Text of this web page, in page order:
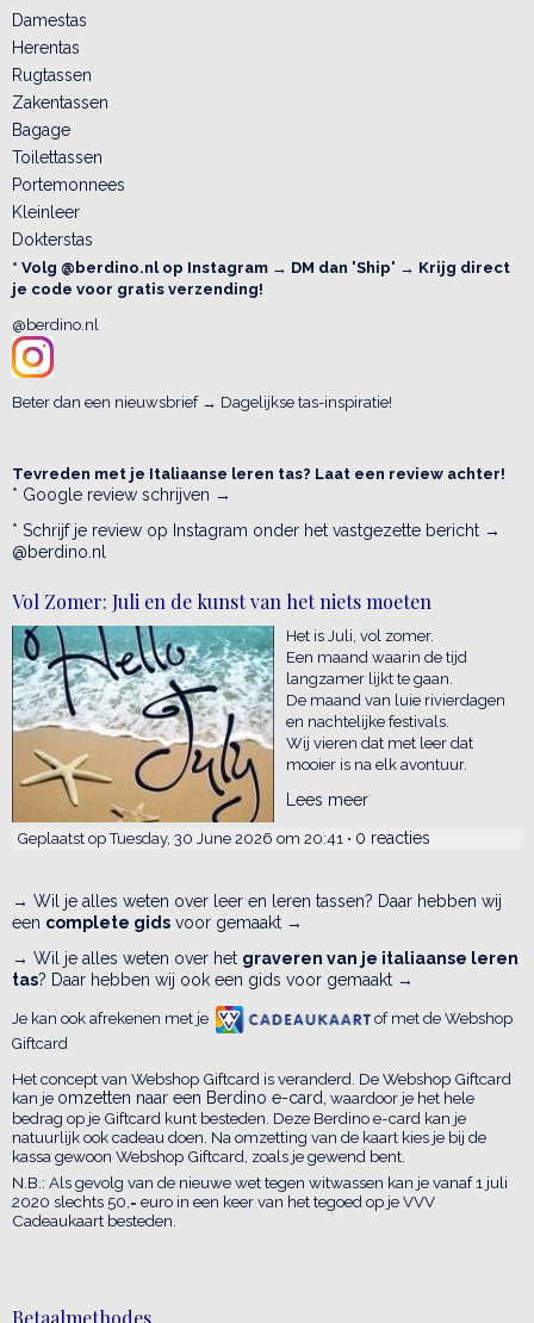
Damestas
Herentas
Rugtassen
Zakentassen
Bagage
Toilettassen
Portemonnees
Kleinleer
Dokterstas
* Volg @berdino.nl op Instagram → DM dan 'Ship' → Krijg direct
je code voor gratis verzending!
@berdino.nl
Beter dan een nieuwsbrief → Dagelijkse tas-inspiratie!
Tevreden met je Italiaanse leren tas? Laat een review achter!
* Google review schrijven →
* Schrijf je review op Instagram onder het vastgezette bericht →
@berdino.nl
Vol Zomer: Juli en de kunst van het niets moeten
Het is Juli, vol zomer.
Een maand waarin de tijd
langzamer lijkt te gaan.
De maand van luie rivierdagen
en nachtelijke festivals.
Wij vieren dat met leer dat
mooier is na elk avontuur.
Lees meer
Geplaatst op Tuesday, 30 June 2026 om 20:41 • 0 reacties
→ Wil je alles weten over leer en leren tassen? Daar hebben wij
een complete gids voor gemaakt →
→ Wil je alles weten over het graveren van je italiaanse leren
tas? Daar hebben wij ook een gids voor gemaakt →
Je kan ook afrekenen met je
of met de Webshop
Giftcard
Het concept van Webshop Giftcard is veranderd. De Webshop Giftcard
kan je omzetten naar een Berdino e-card, waardoor je het hele
bedrag op je Giftcard kunt besteden. Deze Berdino e-card kan je
natuurlijk ook cadeau doen. Na omzetting van de kaart kies je bij de
kassa gewoon Webshop Giftcard, zoals je gewend bent.
N.B.: Als gevolg van de nieuwe wet tegen witwassen kan je vanaf 1 juli
2020 slechts 50,= euro in een keer van het tegoed op je VVV
Cadeaukaart besteden.